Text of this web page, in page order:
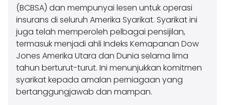
(BCBSA) dan mempunyai lesen untuk operasi
insurans di seluruh Amerika Syarikat. Syarikat ini
juga telah memperoleh pelbagai pensijilan,
termasuk menjadi ahli Indeks Kemapanan Dow
Jones Amerika Utara dan Dunia selama lima
tahun berturut-turut. Ini menunjukkan komitmen
syarikat kepada amalan perniagaan yang
bertanggungjawab dan mampan.